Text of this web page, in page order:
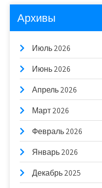
Архивы
Июль 2026
Июнь 2026
Апрель 2026
Март 2026
Февраль 2026
Январь 2026
Декабрь 2025